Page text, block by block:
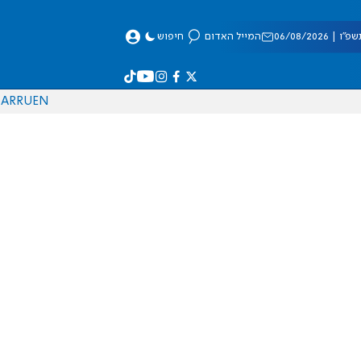
08/2026 המייל האדום חיפוש
EN
RU
AR